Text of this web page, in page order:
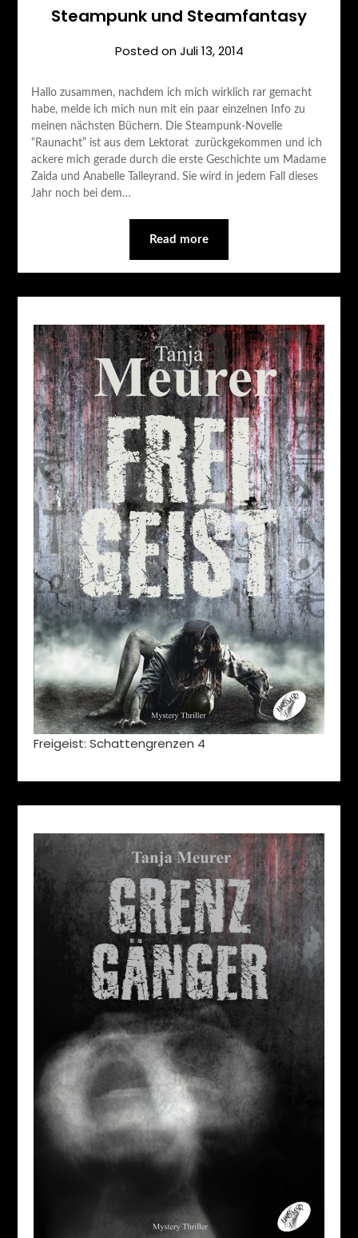
Steampunk und Steamfantasy
Posted onJuli 13, 2014
Hallo zusammen, nachdem ich mich wirklich rar gemacht
habe, melde ich mich nun mit ein paar einzelnen Info zu
meinen nächsten Büchern. Die Steampunk-Novelle
“Raunacht” ist aus dem Lektorat zurückgekommen und ich
ackere mich gerade durch die erste Geschichte um Madame
Zaida und Anabelle Talleyrand. Sie wird in jedem Fall dieses
Jahr noch bei dem…
Read more
Freigeist: Schattengrenzen 4